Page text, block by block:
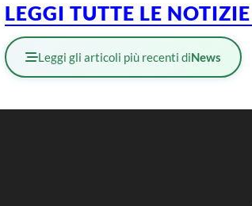
LEGGI TUTTE LE
Leggi gli articoli più recenti diNews